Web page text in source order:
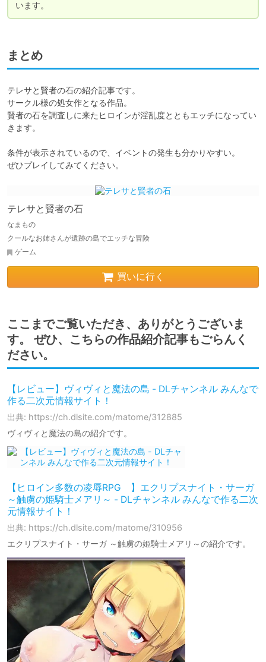
います。
まとめ
テレサと賢者の石の紹介記事です。
サークル様の処女作となる作品。
賢者の石を調査しに来たヒロインが淫乱度とともエッチになってい
きます。
条件が表示されているので、イベントの発生も分かりやすい。
ぜひプレイしてみてください。
テレサと賢者の石
なまもの
クールなお姉さんが遺跡の島でエッチな冒険
ゲーム
買いに行く
ここまでご覧いただき、ありがとうございま
す。 ぜひ、こちらの作品紹介記事もごらんく
ださい。
【レビュー】ヴィヴィと魔法の島 - DLチャンネル みんなで
作る二次元情報サイト！
出典: https://ch.dlsite.com/matome/312885
ヴィヴィと魔法の島の紹介です。
【ヒロイン多数の凌辱RPG 】エクリプスナイト・サーガ
～触虜の姫騎士メアリ～ - DLチャンネル みんなで作る二次
元情報サイト！
出典: https://ch.dlsite.com/matome/310956
エクリプスナイト・サーガ ～触虜の姫騎士メアリ～の紹介です。